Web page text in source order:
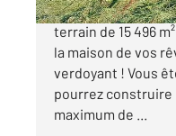
Envie d'espace ?
terrain de 15 496
la maison de vos
verdoyant ! Vous
pourrez
maximum de ...